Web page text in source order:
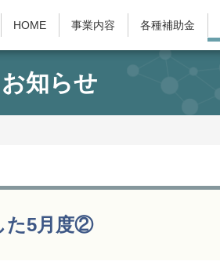
HOME 事業内容 各種補助金
お知らせ
た5月度②